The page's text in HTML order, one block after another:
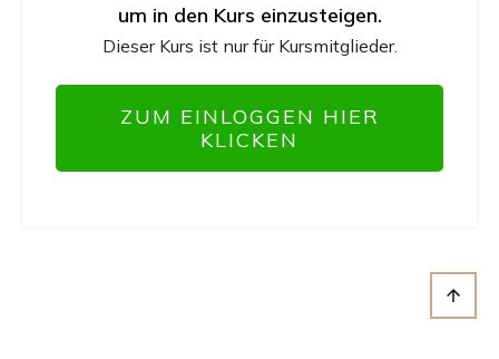
um in den Kurs einzusteigen.
Dieser Kurs ist nur für Kursmitglieder.
ZUM EINLOGGEN HIER
KLICKEN